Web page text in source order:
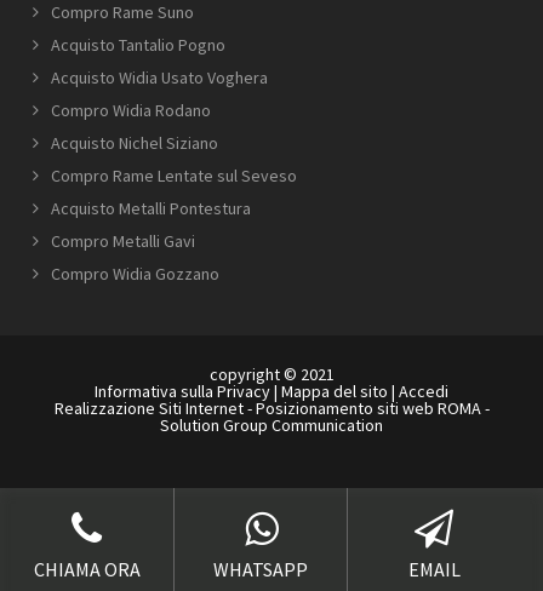
Compro Rame Suno
Acquisto Tantalio Pogno
Acquisto Widia Usato Voghera
Compro Widia Rodano
Acquisto Nichel Siziano
Compro Rame Lentate sul Seveso
Acquisto Metalli Pontestura
Compro Metalli Gavi
Compro Widia Gozzano
copyright © 2021
Informativa sulla Privacy| Mappa del sito | Accedi
Realizzazione Siti Internet-Posizionamento siti web ROMA-
Solution Group Communication
CHIAMA ORA WHATSAPP EMAIL